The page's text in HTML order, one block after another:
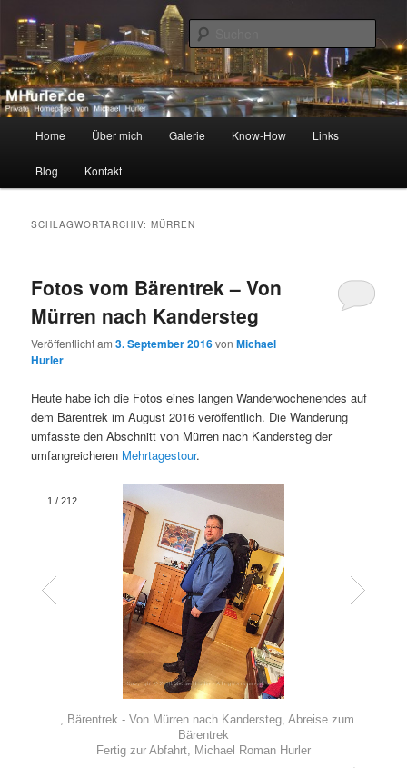
primären
Inhalt
springen
sekundären
Inhalt
springenMHurler.de
Private Homepage von Michael Hurler
Home Über mich Galerie Know-How Links
Blog Kontakt
SCHLAGWORTARCHIV:MÜRREN
Fotos vom Bärentrek – Von
Mürren nach Kandersteg
Veröffentlicht am3. September 2016vonMichael
Hurler
Heute habe ich die Fotos eines langen Wanderwochenendes auf
dem Bärentrek im August 2016 veröffentlich. Die Wanderung
umfasste den Abschnitt von Mürren nach Kandersteg der
umfangreicheren Mehrtagestour.
1 /212
.., Bärentrek - Von Mürren nach Kandersteg, Abreise zum
Bärentrek
Fertig zur Abfahrt, Michael Roman Hurler